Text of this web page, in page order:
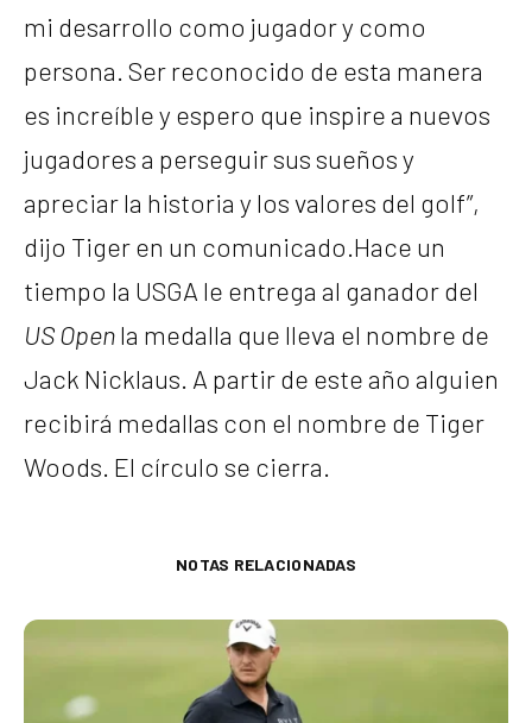
mi desarrollo como jugador y como
persona. Ser reconocido de esta manera
es increíble y espero que inspire a nuevos
jugadores a perseguir sus sueños y
apreciar la historia y los valores del golf”,
dijo Tiger en un comunicado.Hace un
tiempo la USGA le entrega al ganador del
US Openla medalla que lleva el nombre de
Jack Nicklaus. A partir de este año alguien
recibirá medallas con el nombre de Tiger
Woods. El círculo se cierra.
NOTAS RELACIONADAS